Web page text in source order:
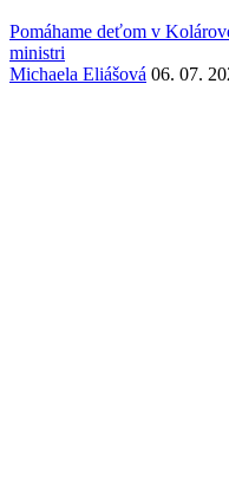
Pomáhame deťom v
ministri
Michaela Eliášová 06. 07.